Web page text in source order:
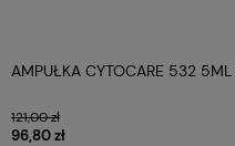
AMPUŁKA CYTOCARE 532 5ML
121,00 zł
96,80 zł